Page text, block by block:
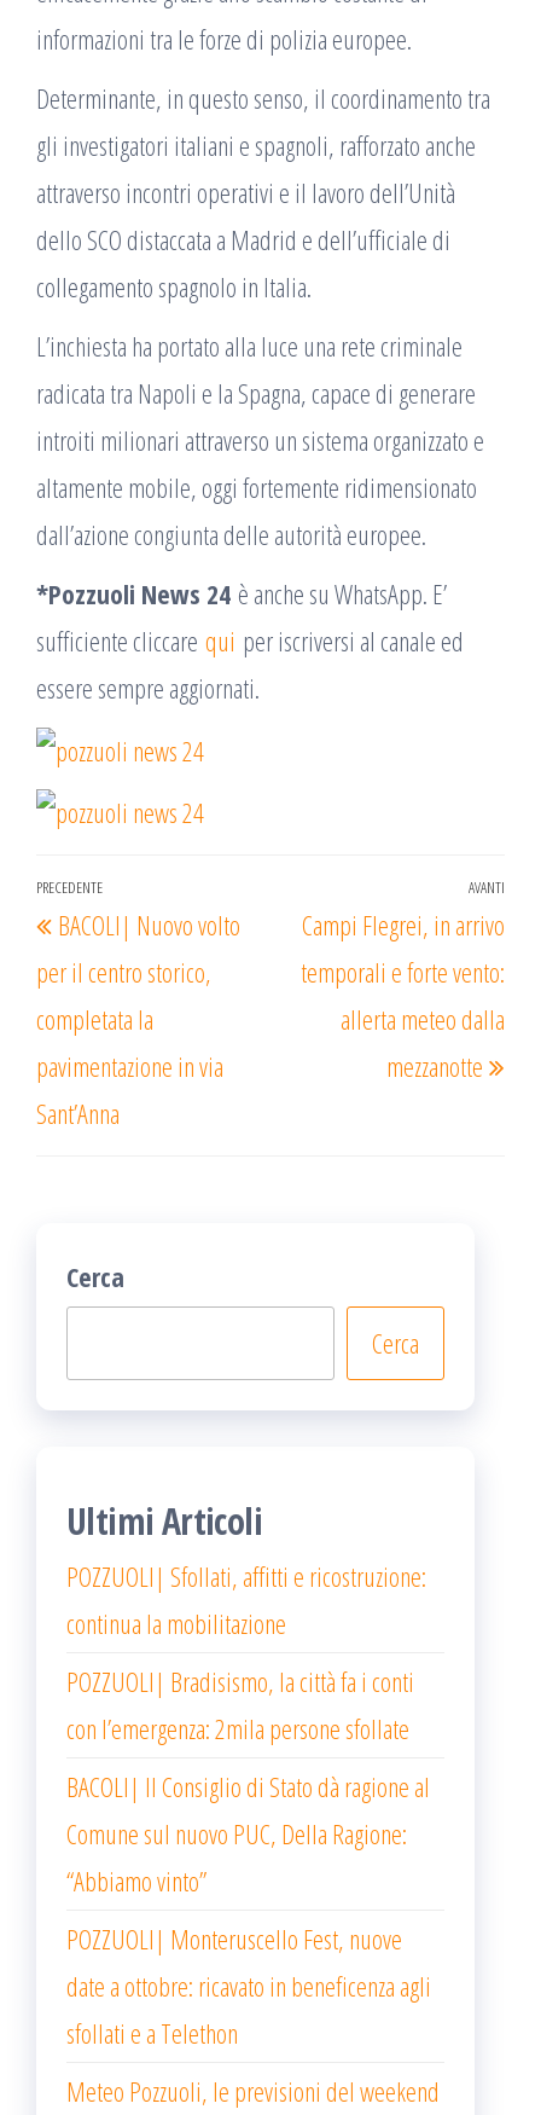
informazioni tra le forze di polizia europee.
Determinante, in questo senso, il coordinamento tra
gli investigatori italiani e spagnoli, rafforzato anche
attraverso incontri operativi e il lavoro dell’Unità
dello SCO distaccata a Madrid e dell’ufficiale di
collegamento spagnolo in Italia.
L’inchiesta ha portato alla luce una rete criminale
radicata tra Napoli e la Spagna, capace di generare
introiti milionari attraverso un sistema organizzato e
altamente mobile, oggi fortemente ridimensionato
dall’azione congiunta delle autorità europee.
*Pozzuoli News 24 è anche su WhatsApp. E’
sufficiente cliccare qui per iscriversi al canale ed
essere sempre aggiornati.
Navigazione
articoli
Articolo
precedente
PRECEDENTE
BACOLI| Nuovo volto
per il centro storico,
completata la
pavimentazione in via
Sant’Anna
AVANTI
Campi Flegrei, in arrivo
temporali e forte vento:
allerta meteo dalla
mezzanotte
Cerca
Cerca
Ultimi Articoli
POZZUOLI| Sfollati, affitti e ricostruzione:
continua la mobilitazione
POZZUOLI| Bradisismo, la città fa i conti
con l’emergenza: 2mila persone sfollate
BACOLI| Il Consiglio di Stato dà ragione al
Comune sul nuovo PUC, Della Ragione:
“Abbiamo vinto”
POZZUOLI| Monteruscello Fest, nuove
date a ottobre: ricavato in beneficenza agli
sfollati e a Telethon
Meteo Pozzuoli, le previsioni del weekend